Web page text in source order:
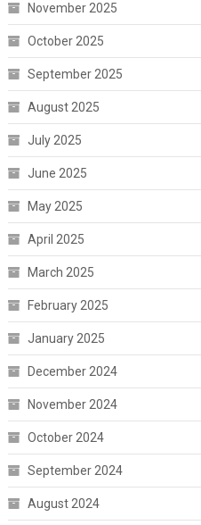
November 2025
October 2025
September 2025
August 2025
July 2025
June 2025
May 2025
April 2025
March 2025
February 2025
January 2025
December 2024
November 2024
October 2024
September 2024
August 2024